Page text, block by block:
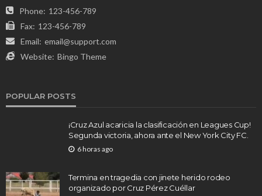
Phone: 123-456-789
Fax: 123-456-789
Email: email@support.com
Website: Bingo Theme
POPULAR POSTS
¡Cruz Azul acaricia la clasificación en Leagues Cup!
Segunda victoria, ahora ante el New York City FC.
6 horas ago
Termina en tragedia con jinete herido rodeo
organizado por Cruz Pérez Cuéllar